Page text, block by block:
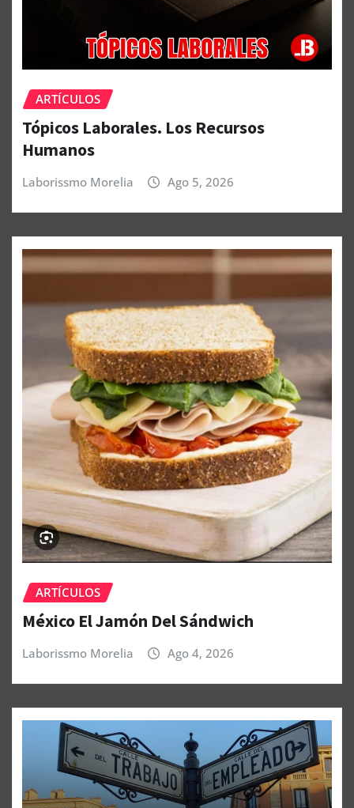
ARTÍCULOS
Tópicos Laborales. Los Recursos
Humanos
Laborissmo Morelia Ago 5, 2026
ARTÍCULOS
México El Jamón Del Sándwich
Laborissmo Morelia Ago 4, 2026